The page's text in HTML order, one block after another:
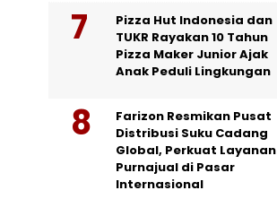
Pizza Hut Indonesia dan
TUKR Rayakan 10 Tahun
Pizza Maker Junior Ajak
Anak Peduli Lingkungan
Farizon Resmikan Pusat
Distribusi Suku Cadang
Global, Perkuat Layanan
Purnajual di Pasar
Internasional